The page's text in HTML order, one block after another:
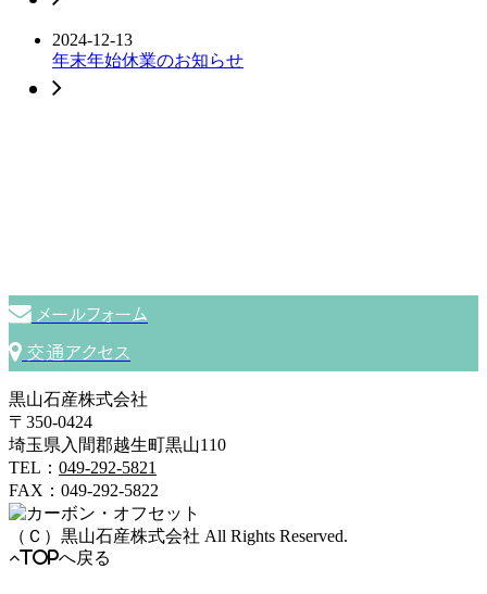
2024-12-13
年末年始休業のお知らせ
メールフォーム
交通アクセス
黒山石産株式会社
〒350-0424
埼玉県入間郡越生町黒山110
TEL： 049-292-5821
FAX：049-292-5822
（Ｃ） 黒山石産株式会社 All Rights Reserved.
TOPへ戻る